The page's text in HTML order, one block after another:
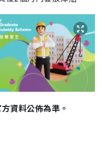
資料公佈為準。